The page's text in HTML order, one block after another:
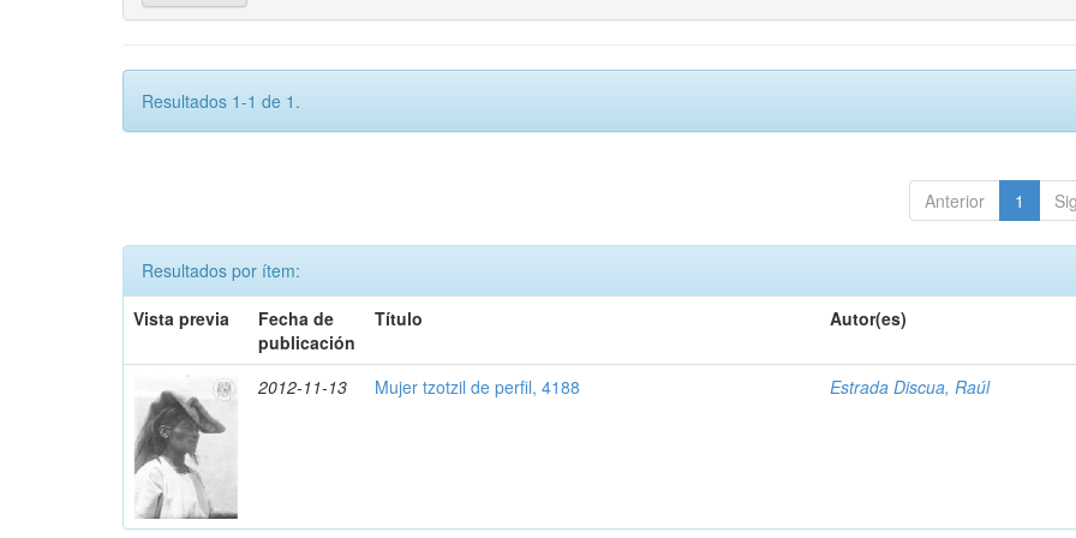
Resultados 1-1 de 1.
Anterior 1
Resultados por ítem:
Vista previa
Fecha de
publicación
Título Autor(es)
2012-11-13 Mujer tzotzil de perfil, 4188 Estrada Discua, Raúl